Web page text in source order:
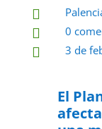

 0
 3 de
El